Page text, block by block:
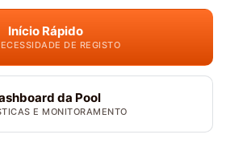
Início Rápido
DE REGISTO
da Pool
E MONITORAMENTO